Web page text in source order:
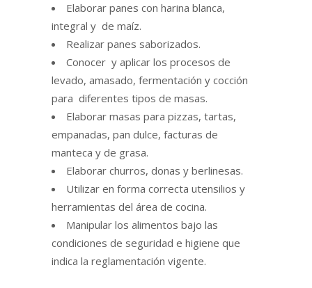
Elaborar panes con harina blanca,
integral y de maíz.
Realizar panes saborizados.
Conocer y aplicar los procesos de
levado, amasado, fermentación y cocción
para diferentes tipos de masas.
Elaborar masas para pizzas, tartas,
empanadas, pan dulce, facturas de
manteca y de grasa.
Elaborar churros, donas y berlinesas.
Utilizar en forma correcta utensilios y
herramientas del área de cocina.
Manipular los alimentos bajo las
condiciones de seguridad e higiene que
indica la reglamentación vigente.